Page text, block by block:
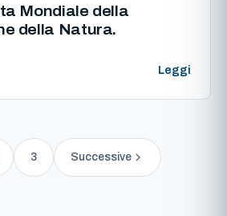
Mondiale della
della Natura.
Leggi
3 Successive